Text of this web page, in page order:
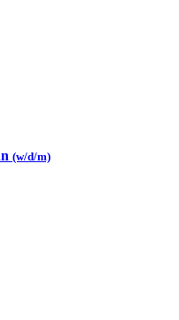
(w/d/m)